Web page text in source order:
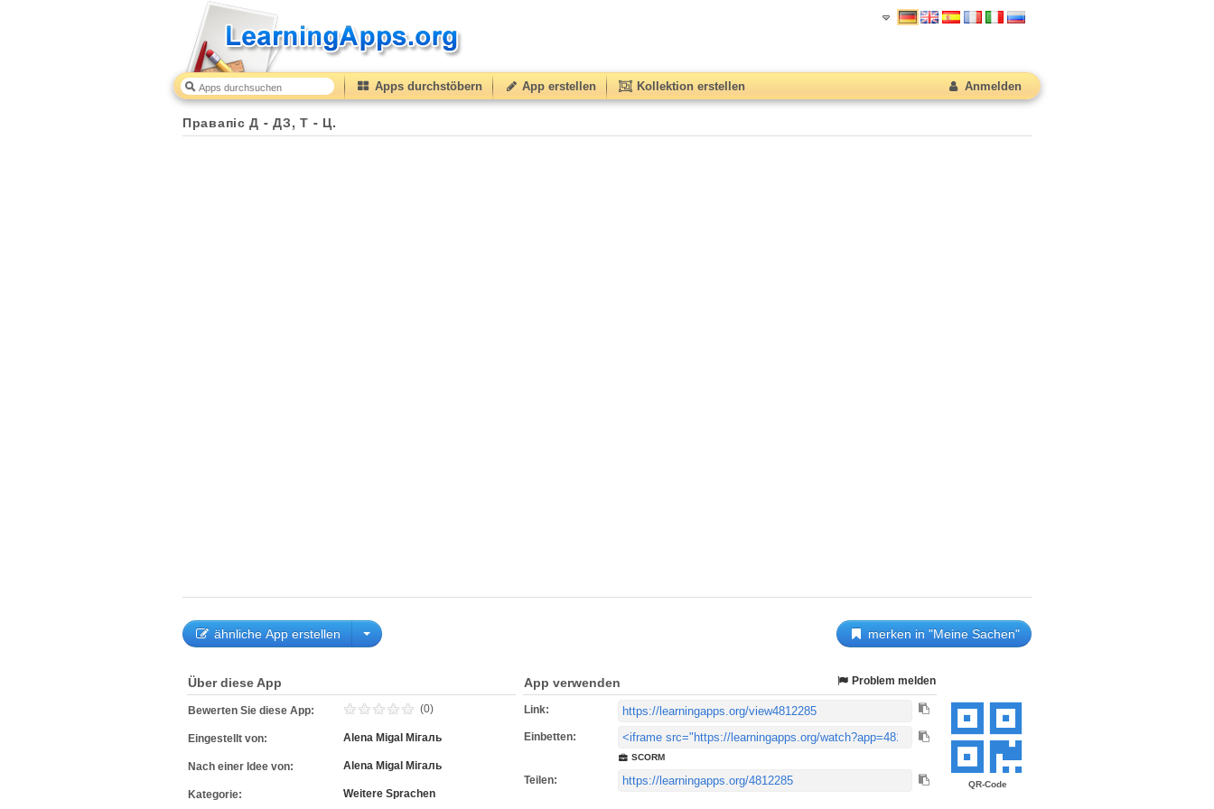
Apps durchstöbern App erstellen Kollektion erstellen Anmelden
Правапіс Д - ДЗ, Т - Ц.
ähnliche App erstellen merken in "Meine Sachen"
QR-Code
Über diese App
Bewerten Sie diese App: (0)
Eingestellt von: Alena Migal Мігаль
Nach einer Idee von: Alena Migal Мігаль
Kategorie: Weitere Sprachen
App verwenden Problem melden
Link:
Einbetten:
SCORM
Teilen: